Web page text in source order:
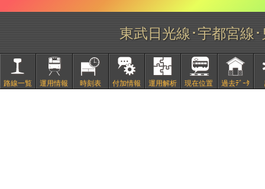
東武日光線･宇都宮線
路線一覧 運用情報 時刻表 付加情報 運用解析 現在位置 過去ﾃﾞｰﾀ